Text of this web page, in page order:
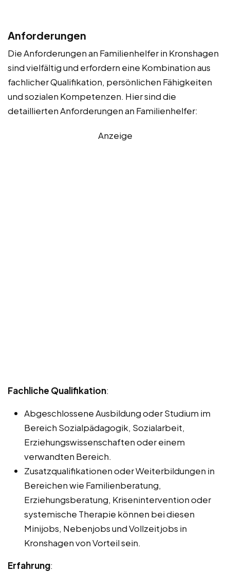
Anforderungen
Die Anforderungen an Familienhelfer in Kronshagen
sind vielfältig und erfordern eine Kombination aus
fachlicher Qualifikation, persönlichen Fähigkeiten
und sozialen Kompetenzen. Hier sind die
detaillierten Anforderungen an Familienhelfer:
Anzeige
Fachliche Qualifikation:
Abgeschlossene Ausbildung oder Studium im
Bereich Sozialpädagogik, Sozialarbeit,
Erziehungswissenschaften oder einem
verwandten Bereich.
Zusatzqualifikationen oder Weiterbildungen in
Bereichen wie Familienberatung,
Erziehungsberatung, Krisenintervention oder
systemische Therapie können bei diesen
Minijobs, Nebenjobs und Vollzeitjobs in
Kronshagen von Vorteil sein.
Erfahrung: